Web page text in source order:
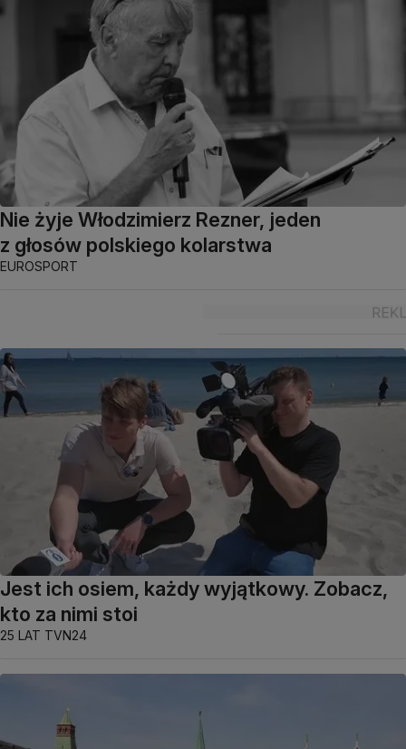
Nie żyje Włodzimierz Rezner, jeden
z głosów polskiego kolarstwa
EUROSPORT
Jest ich osiem, każdy wyjątkowy. Zobacz,
kto za nimi stoi
25 LAT TVN24